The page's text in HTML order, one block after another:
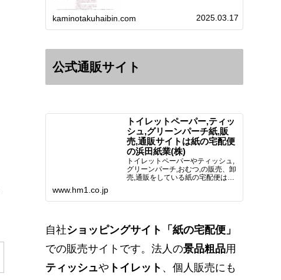
い…
kaminotakuhaibin.com 2025.03.17
公式通販サイト
トイレットペーパー,ティッ
シュ,グリーンパーチ紙,販
売,通販サイトは紙の宅配便
の浜田紙業(株)
トイレットペーパーやティッシュ,
グリーンパーチ,おむつ,の販売、卸
売,通販をしている紙の宅配便は創
ト決済各種対応しています。歴史
www.hm1.co.jp
自社ショッピングサイト「紙の宅配便」
での販売サイトです。法人の景品粗品用
ティッシュや トイレット 、個人販売にも